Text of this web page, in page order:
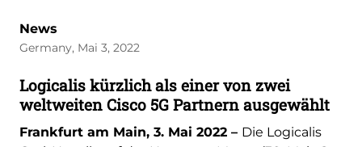
News
Germany, Mai 3, 2022
Logicalis kürzlich als einer von zwei
weltweiten Cisco 5G Partnern ausgewählt
Frankfurt am Main, 3. Mai 2022 – Die Logicalis